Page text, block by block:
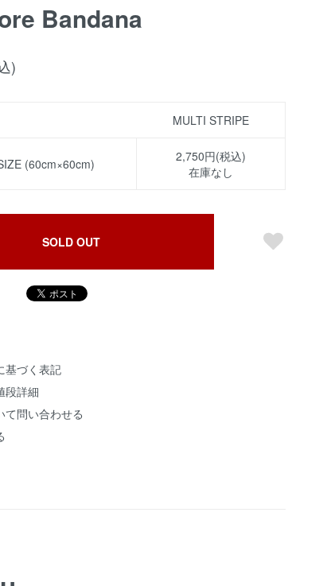
Bandana
)
MULTI STRIPE
(60cm×60cm)
2,750円(税込)
在庫なし
SOLD OUT
基づく表記
段詳細
て問い合わせる